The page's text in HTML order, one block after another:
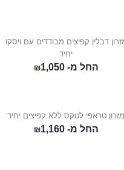
דבלין קפיצים מבודדים עם ויסקו
יחיד
החל מ- ₪1,050
מזרון טראפי לטקס ללא קפיצים יחיד
החל מ- ₪1,160